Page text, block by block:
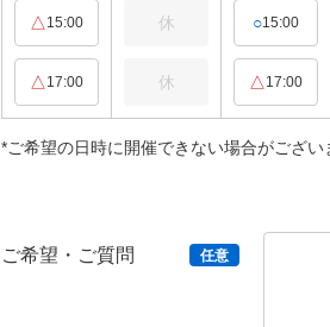
△ 15:00
△ 17:00
休
休
○15:00
△ 17:00
*ご希望の日時に開催できない場合がござい
任意
ご希望・ご質問